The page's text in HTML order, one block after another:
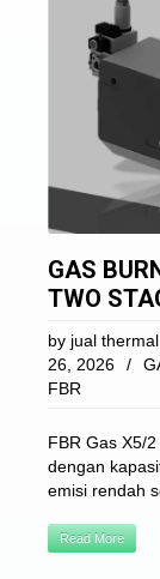
GAS
TWO
by jual
26, 2026
/
FBR
FBR Gas X5/
dengan
emisi rendah
Read More